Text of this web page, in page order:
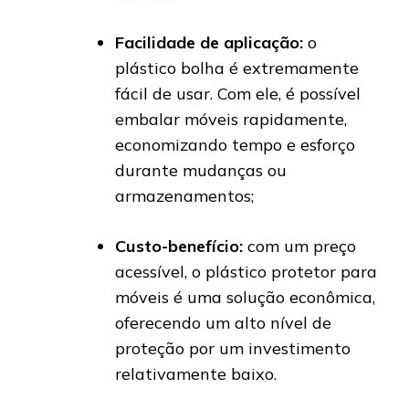
Facilidade de aplicação: o
plástico bolha é extremamente
fácil de usar. Com ele, é possível
embalar móveis rapidamente,
economizando tempo e esforço
durante mudanças ou
armazenamentos;
Custo-benefício: com um preço
acessível, o plástico protetor para
móveis é uma solução econômica,
oferecendo um alto nível de
proteção por um investimento
relativamente baixo.